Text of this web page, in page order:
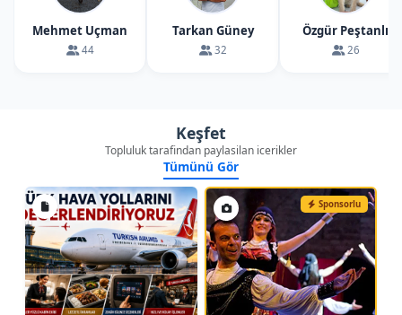
Mehmet Uçman
44
Tarkan Güney
32
Özgür Peştanlı
26
Keşfet
Topluluk tarafindan paylasilan icerikler
Tümünü Gör
Sponsorlu